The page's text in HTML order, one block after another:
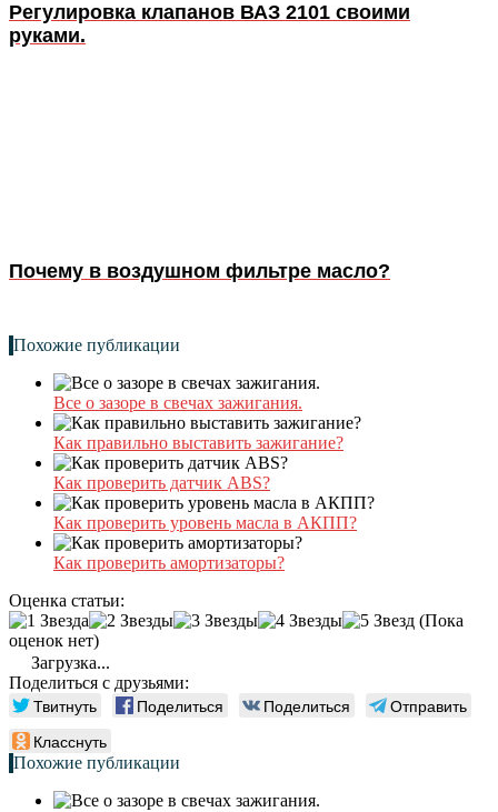
Регулировка клапанов ВАЗ 2101 своими
руками.
Почему в воздушном фильтре масло?
Похожие публикации
Все о зазоре в свечах зажигания.
Как правильно выставить зажигание?
Как проверить датчик ABS?
Как проверить уровень масла в АКПП?
Как проверить амортизаторы?
Оценка статьи:
(Пока
оценок нет)
Загрузка...
Поделиться с друзьями:
Твитнуть Поделиться Поделиться
Отправить
Класснуть
Похожие публикации